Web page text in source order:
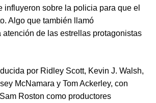
influyeron sobre la policia para que el
Algo que también llamó
atención de las estrellas protagonistas
por Ridley Scott, Kevin J. Walsh,
McNamara y Tom Ackerley, con
Roston como productores